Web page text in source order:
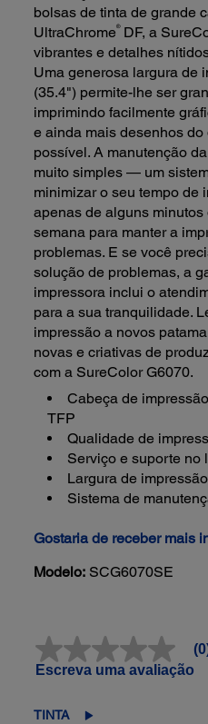
bolsas de tinta de grande
UltraChrome®DF, a
vibrantes e detalhes
Uma generosa largura de
(35.4") permite-lhe ser
imprimindo facilmente
e ainda mais desenhos
possível. A manutenção
muito simples — um
minimizar o seu tempo de
apenas de alguns
semana para manter a
problemas. E se você
solução de problemas, a
impressora inclui o
para a sua tranquilidade.
impressão a novos
novas e criativas de
com a SureColor G6070.
Cabeça de
TFP
Qualidade de
Serviço e suporte no
Largura de
Sistema de
Gostaria de receber mais
Modelo: SCG6070SE
Sem
valor
abre
Escreva uma avaliação
TINTA